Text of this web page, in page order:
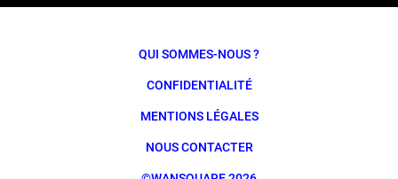
QUI SOMMES-NOUS ?
CONFIDENTIALITÉ
MENTIONS LÉGALES
NOUS CONTACTER